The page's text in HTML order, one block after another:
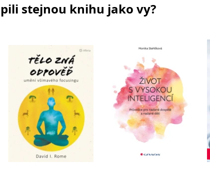
stejnou knihu jako vy?